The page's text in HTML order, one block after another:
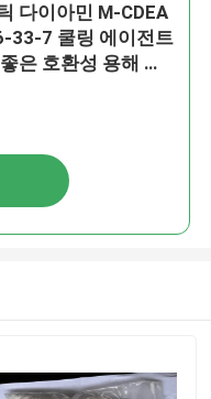
다이아민 M-CDEA
33-7 쿨링 에이전트
은 호환성 용해 온